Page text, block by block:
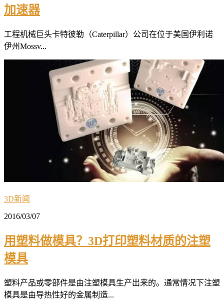
加速器
工程机械巨头卡特彼勒（Caterpillar）公司在位于美国伊利诺
伊州Mossv...
3D新闻
2016/03/07
用塑料做模具？3D打印塑料材质的注塑
模具
塑料产品或零部件是由注塑模具生产出来的。通常情况下注塑
模具是由导热性好的金属制造...